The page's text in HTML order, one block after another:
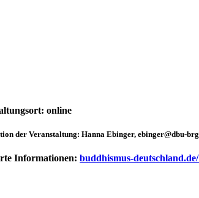
online
der Veranstaltung:Hanna Ebinger, ebinger@dbu-
Informationen: buddhismus-